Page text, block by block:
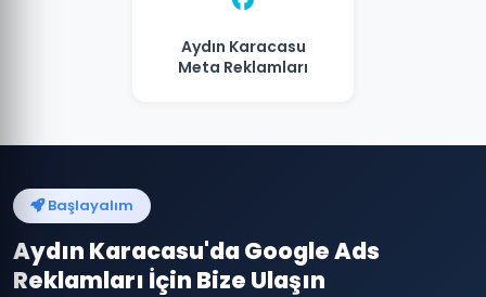
Aydın Karacasu
Meta Reklamları
Başlayalım
Aydın Karacasu'da Google Ads
Reklamları İçin Bize Ulaşın